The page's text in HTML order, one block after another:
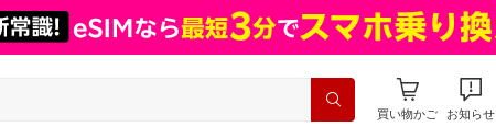
買い物かご お知らせ